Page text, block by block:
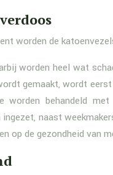
worden de
worden heel wat
gemaakt, wordt
worden behandeld
naast
op de gezondheid van